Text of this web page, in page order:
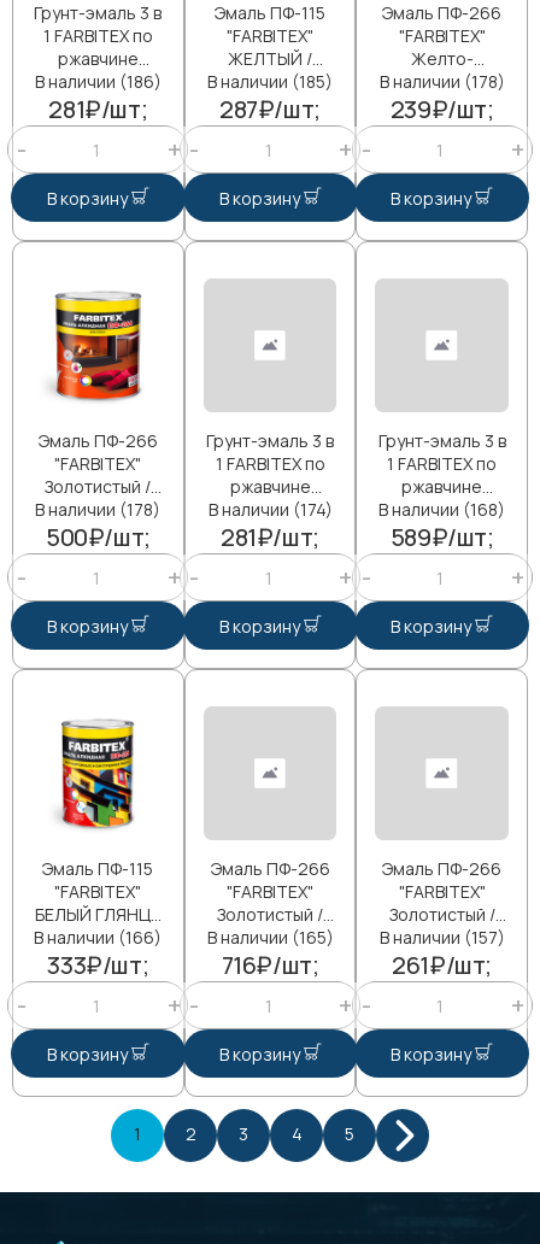
Грунт-эмаль 3 в
1 FARBITEX по
ржавчине
светло-серый
7004 0,8 кг
В наличии (186)
281₽/шт;
В корзину
Эмаль ПФ-115
"FARBITEX"
ЖЕЛТЫЙ /
0,8кг/
В наличии (185)
287₽/шт;
В корзину
Эмаль ПФ-266
"FARBITEX"
Желто-
коричневый /
0,8кг/
В наличии (178)
239₽/шт;
В корзину
Эмаль ПФ-266
"FARBITEX"
Золотистый /
1,8кг/
В наличии (178)
500₽/шт;
В корзину
Грунт-эмаль 3 в
1 FARBITEX по
ржавчине
серый 0,8 кг
В наличии (174)
281₽/шт;
В корзину
Грунт-эмаль 3 в
1 FARBITEX по
ржавчине
серый 1,8 кг
В наличии (168)
589₽/шт;
В корзину
Эмаль ПФ-115
"FARBITEX"
БЕЛЫЙ ГЛЯНЦ,/
0,8кг/
В наличии (166)
333₽/шт;
В корзину
Эмаль ПФ-266
"FARBITEX"
Золотистый /
2,7кг/
В наличии (165)
716₽/шт;
В корзину
Эмаль ПФ-266
"FARBITEX"
Золотистый /
0,8кг/
В наличии (157)
261₽/шт;
В корзину
1 2 3 4 5